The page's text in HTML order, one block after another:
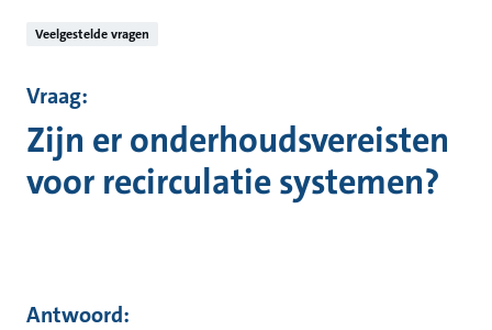
Veelgestelde vragen
Vraag:
Zijn er onderhoudsvereisten
voor recirculatie systemen?
Antwoord: